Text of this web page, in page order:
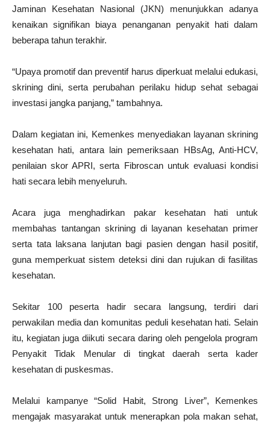
Jaminan Kesehatan Nasional (JKN) menunjukkan adanya
kenaikan signifikan biaya penanganan penyakit hati dalam
beberapa tahun terakhir.
“Upaya promotif dan preventif harus diperkuat melalui edukasi,
skrining dini, serta perubahan perilaku hidup sehat sebagai
investasi jangka panjang,” tambahnya.
Dalam kegiatan ini, Kemenkes menyediakan layanan skrining
kesehatan hati, antara lain pemeriksaan HBsAg, Anti-HCV,
penilaian skor APRI, serta Fibroscan untuk evaluasi kondisi
hati secara lebih menyeluruh.
Acara juga menghadirkan pakar kesehatan hati untuk
membahas tantangan skrining di layanan kesehatan primer
serta tata laksana lanjutan bagi pasien dengan hasil positif,
guna memperkuat sistem deteksi dini dan rujukan di fasilitas
kesehatan.
Sekitar 100 peserta hadir secara langsung, terdiri dari
perwakilan media dan komunitas peduli kesehatan hati. Selain
itu, kegiatan juga diikuti secara daring oleh pengelola program
Penyakit Tidak Menular di tingkat daerah serta kader
kesehatan di puskesmas.
Melalui kampanye “Solid Habit, Strong Liver”, Kemenkes
mengajak masyarakat untuk menerapkan pola makan sehat,